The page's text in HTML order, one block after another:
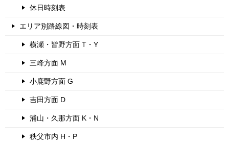
休日時刻表
エリア別路線図・時刻表
横瀬・皆野方面 T・Y
三峰方面 M
小鹿野方面 G
吉田方面 D
浦山・久那方面 K・N
秩父市内 H・P